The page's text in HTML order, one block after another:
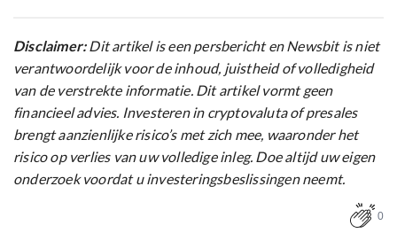
Disclaimer:Dit artikel is een persbericht en Newsbit is niet
verantwoordelijk voor de inhoud, juistheid of volledigheid
van de verstrekte informatie. Dit artikel vormt geen
financieel advies. Investeren in cryptovaluta of presales
brengt aanzienlijke risico’s met zich mee, waaronder het
risico op verlies van uw volledige inleg. Doe altijd uw eigen
onderzoek voordat u investeringsbeslissingen neemt.
0